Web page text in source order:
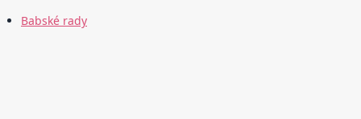
Babské rady